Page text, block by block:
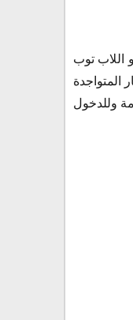
اللاب توب
المتواجدة
وللدخول